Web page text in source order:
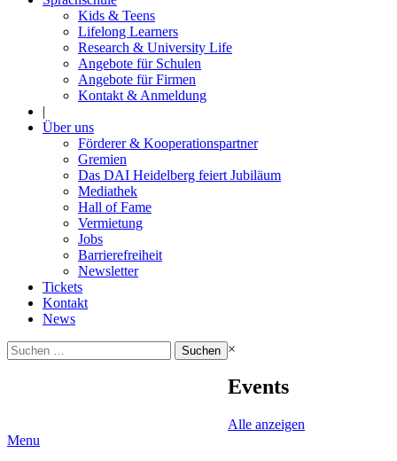
Kids & Teens
Lifelong Learners
Research & University Life
Angebote für Schulen
Angebote für Firmen
Kontakt & Anmeldung
|
Über uns
Förderer & Kooperationspartner
Gremien
Das DAI Heidelberg feiert Jubiläum
Mediathek
Hall of Fame
Vermietung
Jobs
Barrierefreiheit
Newsletter
Tickets
Kontakt
News
Suchen
nach:
×
Events
Alle anzeigen
Menu